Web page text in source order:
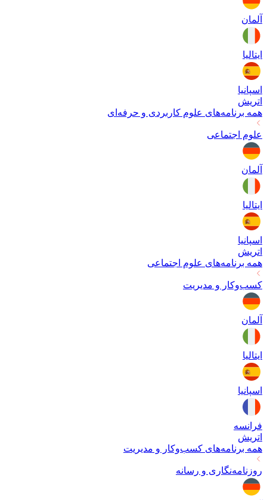
آلمان
ایتالیا
اسپانیا
اتریش
همه برنامه‌های علوم کاربردی و حرفه‌ای
علوم اجتماعی
آلمان
ایتالیا
اسپانیا
اتریش
همه برنامه‌های علوم اجتماعی
کسب‌وکار و مدیریت
آلمان
ایتالیا
اسپانیا
فرانسه
اتریش
همه برنامه‌های کسب‌وکار و مدیریت
روزنامه‌نگاری و رسانه